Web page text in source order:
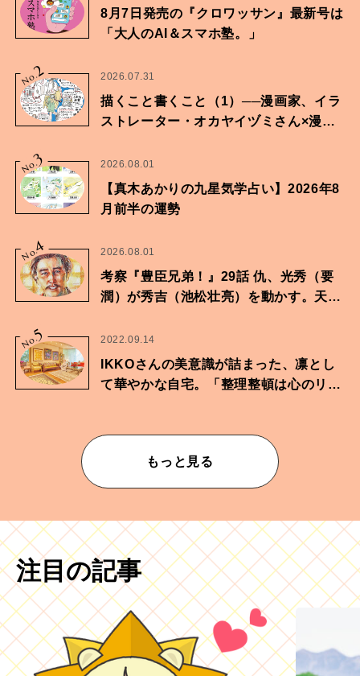
8月7日発売の『クロワッサン』最新号は
「大人のAI＆スマホ塾。」
No.2 2026.07.31
描くこと書くこと（1）──漫画家、イラ
ストレーター・オカヤイヅミさん×漫画
No.
3 2026.08.01
【真木あかりの九星気学占い】2026年8
月前半の運勢
No.
4 2026.08.01
考察『豊臣兄弟！』29話 仇、光秀（要
潤）が秀吉（池松壮亮）を動かす。天下
No.
5 2022.09.14
IKKOさんの美意識が詰まった、凛とし
て華やかな自宅。「整理整頓は心のリズ
もっと見る
注目の記事